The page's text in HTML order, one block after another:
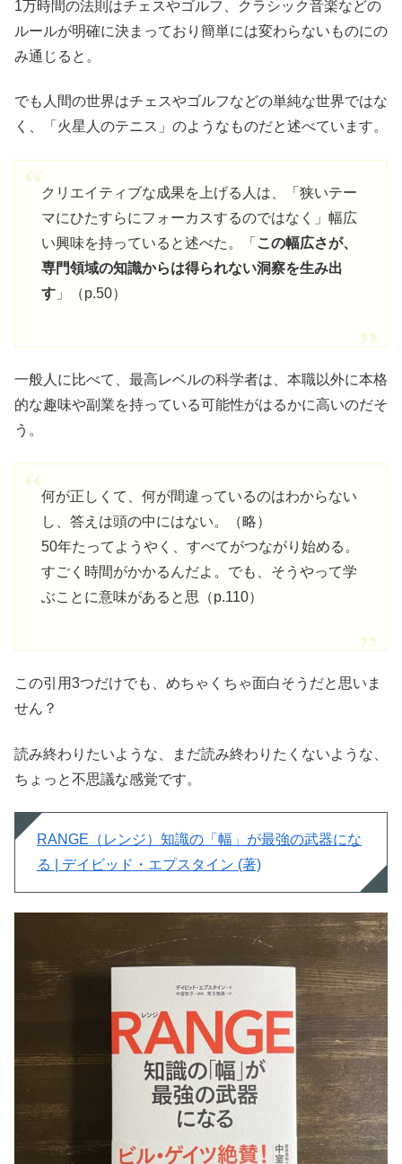
1万時間の法則はチェスやゴルフ、クラシック音楽などの
ルールが明確に決まっており簡単には変わらないものにの
み通じると。
でも人間の世界はチェスやゴルフなどの単純な世界ではな
く、「火星人のテニス」のようなものだと述べています。
クリエイティブな成果を上げる人は、「狭いテー
マにひたすらにフォーカスするのではなく」幅広
い興味を持っていると述べた。「 この幅広さが、
専門領域の知識からは得られない洞察を生み出
す」（p.50）
一般人に比べて、最高レベルの科学者は、本職以外に本格
的な趣味や副業を持っている可能性がはるかに高いのだそ
う。
何が正しくて、何が間違っているのはわからない
し、答えは頭の中にはない。（略）
50年たってようやく、すべてがつながり始める。
すごく時間がかかるんだよ。でも、そうやって学
ぶことに意味があると思（p.110）
この引用3つだけでも、めちゃくちゃ面白そうだと思いま
せん？
読み終わりたいような、まだ読み終わりたくないような、
ちょっと不思議な感覚です。
RANGE（レンジ）知識の「幅」が最強の武器にな
る | デイビッド・エプスタイン (著)